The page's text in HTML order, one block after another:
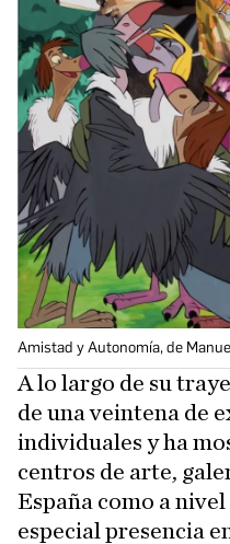
Amistad y Autonomía, de
A lo largo de su
de una veintena de
individuales y ha
centros de arte,
España como a
especial presencia